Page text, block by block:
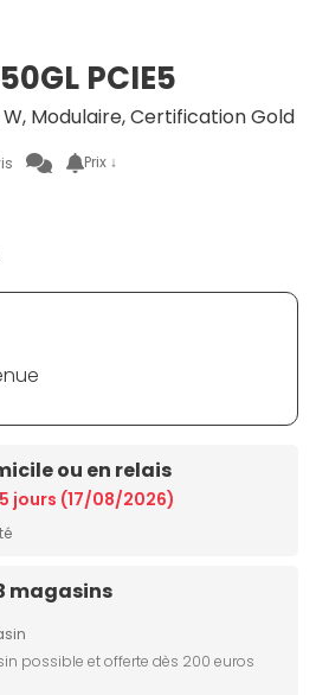
PCIE5
Modulaire, Certification Gold
Prix ↓
ou en relais
En stock dans 7/15 jours (17/08/2026)
magasins
possible et offerte dès 200 euros